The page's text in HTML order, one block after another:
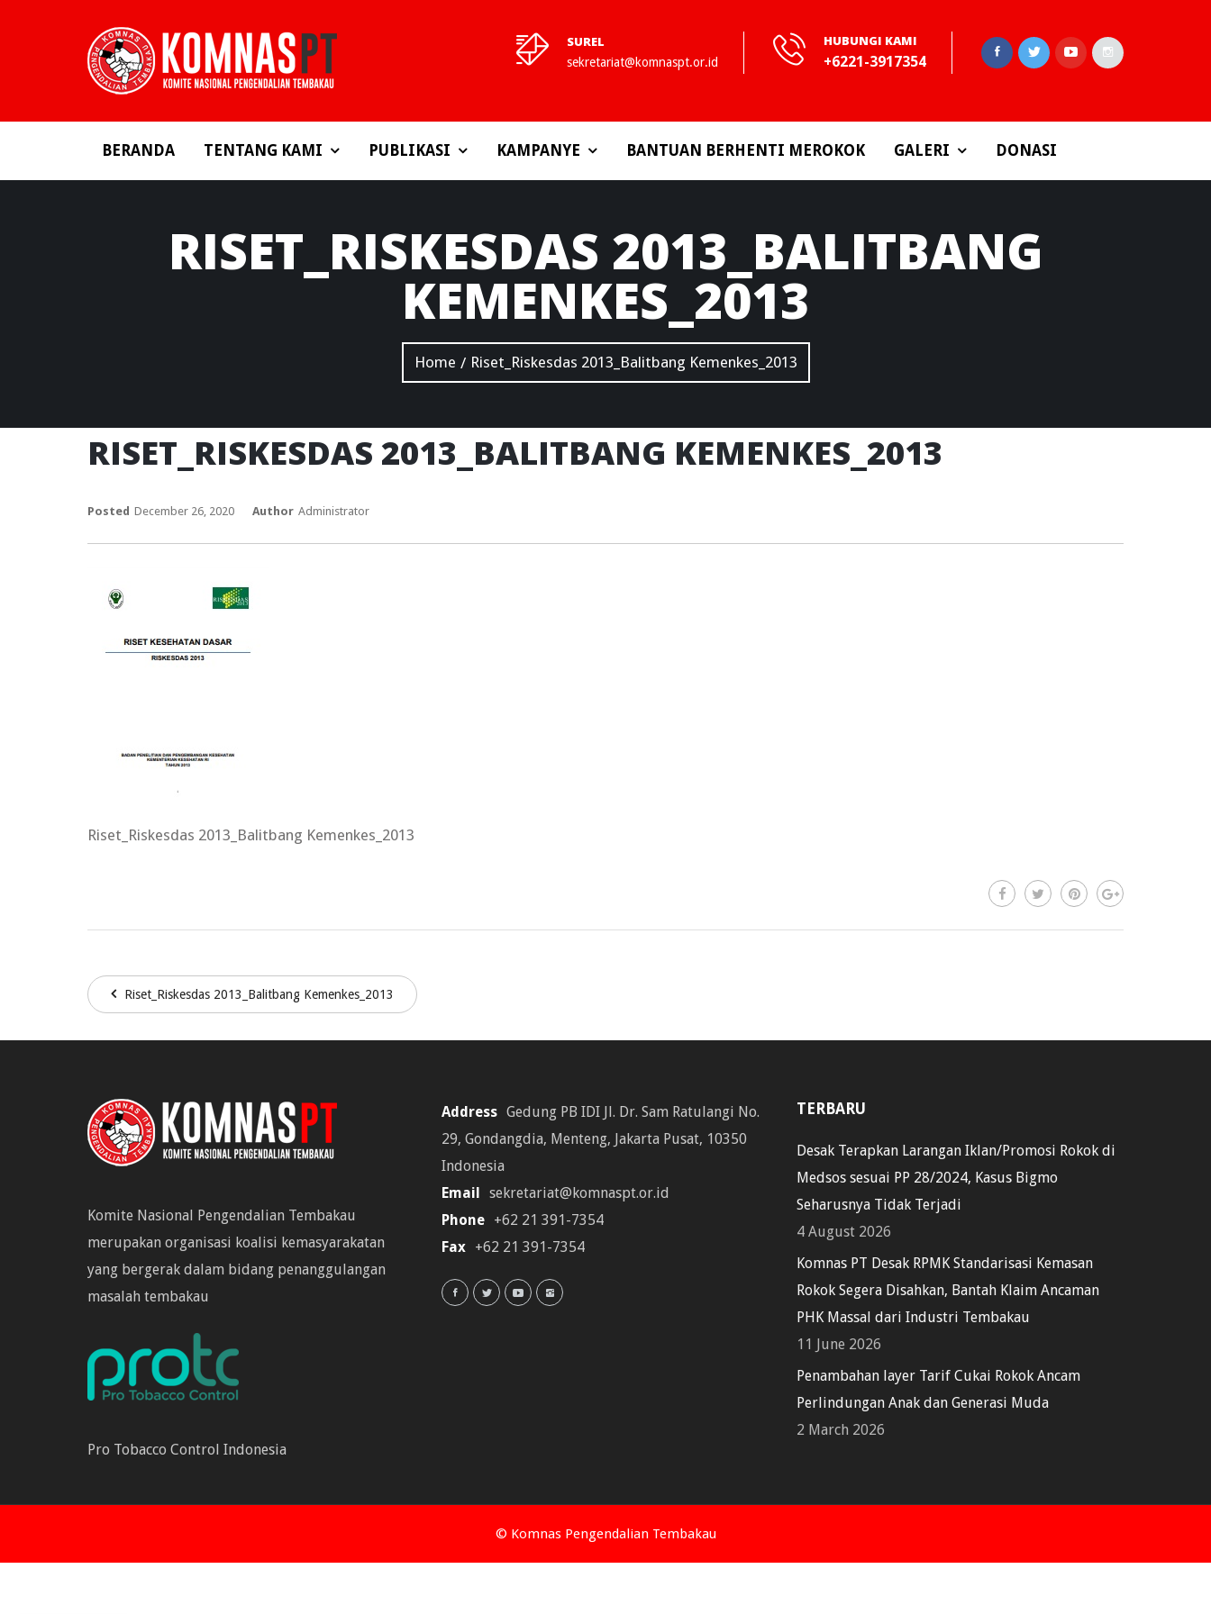
SUREL
sekretariat@komnaspt.or.id
HUBUNGI KAMI
+6221-3917354
BERANDA TENTANG KAMI PUBLIKASI KAMPANYE BANTUAN BERHENTI MEROKOK GALERI DONASI
RISET_RISKESDAS 2013_BALITBANG
KEMENKES_2013
Home / Riset_Riskesdas 2013_Balitbang Kemenkes_2013
RISET_RISKESDAS 2013_BALITBANG KEMENKES_2013
Posted December 26, 2020 Author Administrator
Riset_Riskesdas 2013_Balitbang Kemenkes_2013
Riset_Riskesdas 2013_Balitbang Kemenkes_2013
Komite Nasional Pengendalian Tembakau
merupakan organisasi koalisi kemasyarakatan
yang bergerak dalam bidang penanggulangan
masalah tembakau
Pro Tobacco Control Indonesia
Address Gedung PB IDI Jl. Dr. Sam Ratulangi No.
29, Gondangdia, Menteng, Jakarta Pusat, 10350
Indonesia
Email
sekretariat@komnaspt.or.id
Phone +62 21 391-7354
Fax +62 21 391-7354
TERBARU
Desak Terapkan Larangan Iklan/Promosi Rokok di
Medsos sesuai PP 28/2024, Kasus Bigmo
Seharusnya Tidak Terjadi
4 August 2026
Komnas PT Desak RPMK Standarisasi Kemasan
Rokok Segera Disahkan, Bantah Klaim Ancaman
PHK Massal dari Industri Tembakau
11 June 2026
Penambahan layer Tarif Cukai Rokok Ancam
Perlindungan Anak dan Generasi Muda
2 March 2026
© Komnas Pengendalian Tembakau